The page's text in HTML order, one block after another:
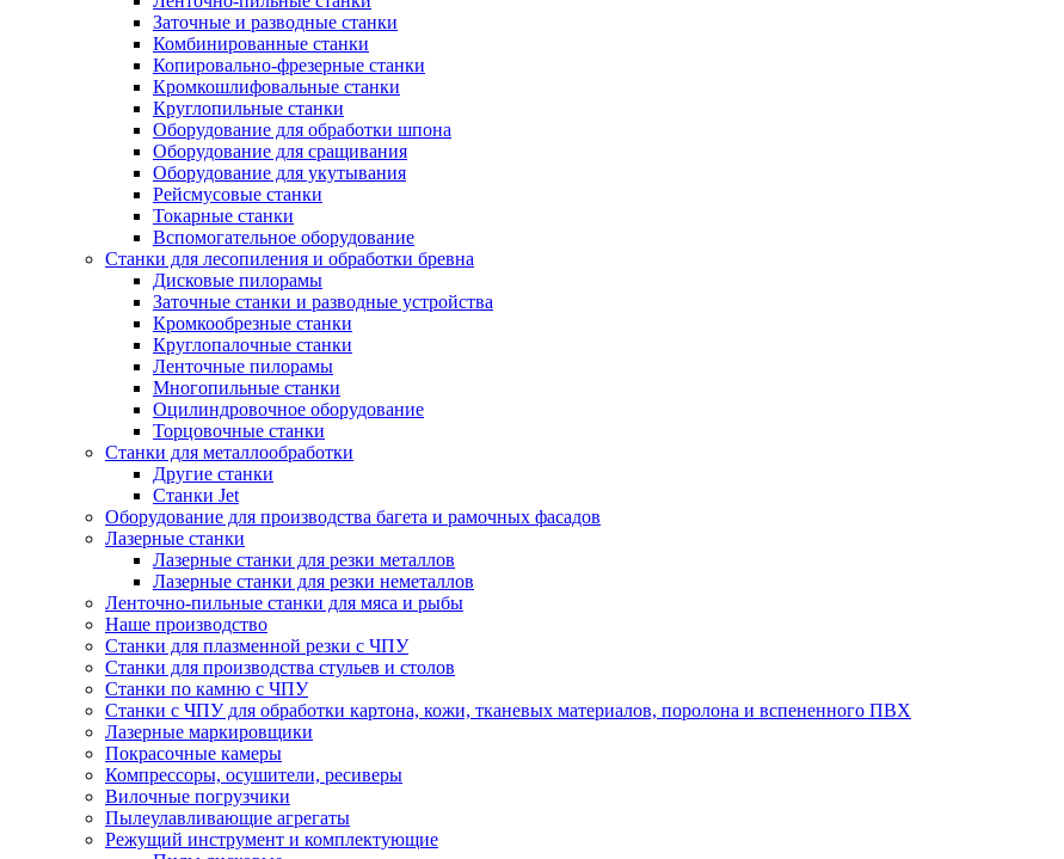
Заточные и разводные станки
Комбинированные станки
Копировально-фрезерные станки
Кромкошлифовальные станки
Круглопильные станки
Оборудование для обработки шпона
Оборудование для сращивания
Оборудование для укутывания
Рейсмусовые станки
Токарные станки
Вспомогательное оборудование
Станки для лесопиления и обработки бревна
Дисковые пилорамы
Заточные станки и разводные устройства
Кромкообрезные станки
Круглопалочные станки
Ленточные пилорамы
Многопильные станки
Оцилиндровочное оборудование
Торцовочные станки
Станки для металлообработки
Другие станки
Станки Jet
Оборудование для производства багета и рамочных фасадов
Лазерные станки
Лазерные станки для резки металлов
Лазерные станки для резки неметаллов
Ленточно-пильные станки для мяса и рыбы
Наше производство
Станки для плазменной резки с ЧПУ
Станки для производства стульев и столов
Станки по камню с ЧПУ
Станки с ЧПУ для обработки картона, кожи, тканевых материалов, поролона и вспененного ПВХ
Лазерные маркировщики
Покрасочные камеры
Компрессоры, осушители, ресиверы
Вилочные погрузчики
Пылеулавливающие агрегаты
Режущий инструмент и комплектующие